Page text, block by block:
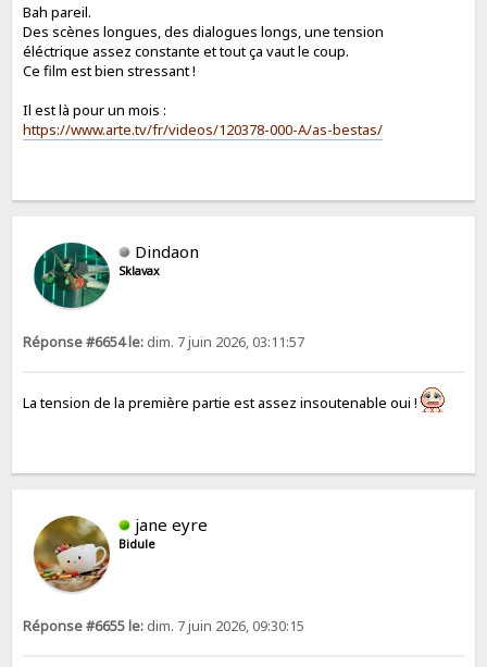
Bah pareil.
Des scènes longues, des dialogues longs, une tension
éléctrique assez constante et tout ça vaut le coup.
Ce film est bien stressant !
Il est là pour un mois :
https://www.arte.tv/fr/videos/120378-000-A/as-bestas/
Dindaon
Sklavax
Réponse #6654 le: dim. 7 juin 2026, 03:11:57
La tension de la première partie est assez insoutenable oui !
jane eyre
Bidule
Réponse #6655 le: dim. 7 juin 2026, 09:30:15